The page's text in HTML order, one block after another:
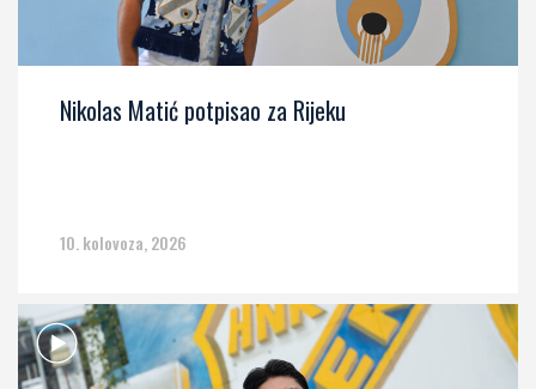
Nikolas Matić potpisao za Rijeku
10. kolovoza, 2026